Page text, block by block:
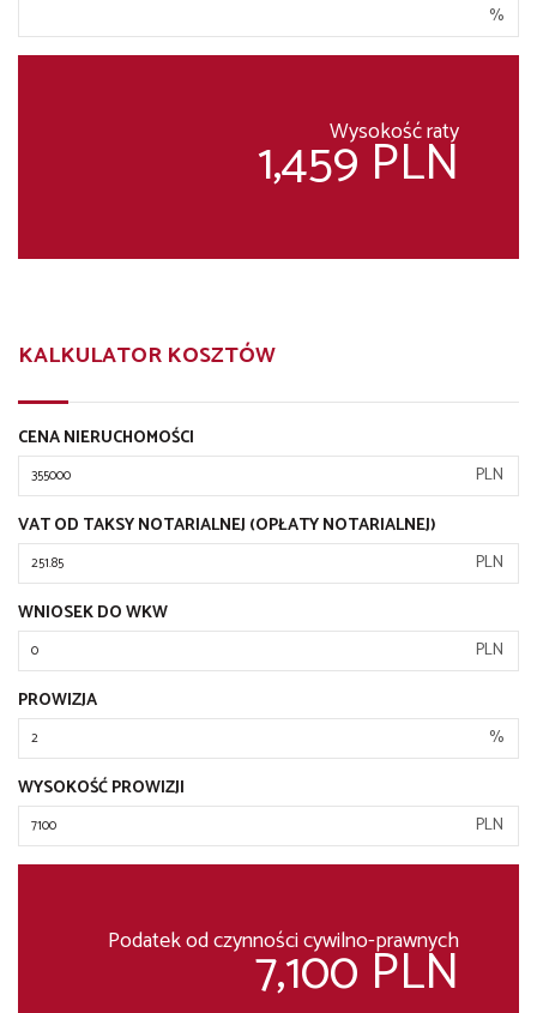
%
Wysokość raty
1,459 PLN
KALKULATOR KOSZTÓW
CENA NIERUCHOMOŚCI
PLN
VAT OD TAKSY NOTARIALNEJ (OPŁATY NOTARIALNEJ)
PLN
WNIOSEK DO WKW
PLN
PROWIZJA
%
WYSOKOŚĆ PROWIZJI
PLN
Podatek od czynności cywilno-prawnych
7,100 PLN